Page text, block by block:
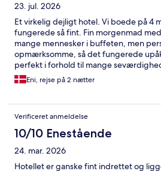
23. jul. 2026
Et virkelig dejligt hotel. Vi boede på 4
fungerede så fint. Fin morgenmad
mange mennesker i buffeten, men
opmærksomme, så det fungerede
perfekt i forhold til mange
ville se. Vi kommer gerne retur.
Eni, rejse på 2 nætter
Verificeret anmeldelse
10/10 Enestående
24. mar. 2026
Hotellet er ganske fint indrettet og